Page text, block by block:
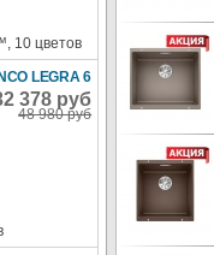
10 цветов
LEGRA 6
378 руб
48 980 руб